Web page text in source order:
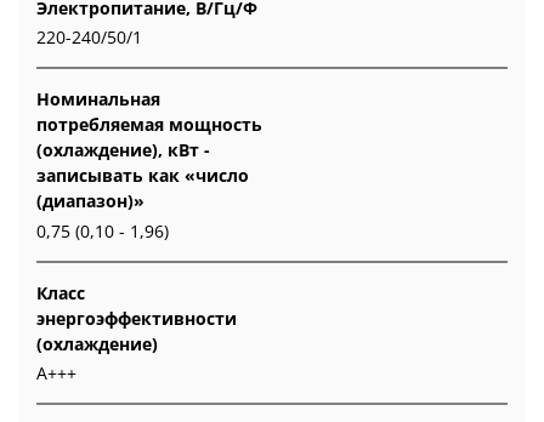
Электропитание, В/Гц/Ф
220-240/50/1
Номинальная
потребляемая мощность
(охлаждение), кВт -
записывать как «число
(диапазон)»
0,75 (0,10 - 1,96)
Класс
энергоэффективности
(охлаждение)
A+++